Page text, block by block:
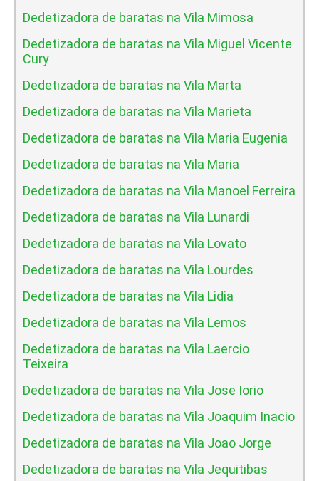
Dedetizadora de baratas na Vila Mimosa
Dedetizadora de baratas na Vila Miguel Vicente
Cury
Dedetizadora de baratas na Vila Marta
Dedetizadora de baratas na Vila Marieta
Dedetizadora de baratas na Vila Maria Eugenia
Dedetizadora de baratas na Vila Maria
Dedetizadora de baratas na Vila Manoel Ferreira
Dedetizadora de baratas na Vila Lunardi
Dedetizadora de baratas na Vila Lovato
Dedetizadora de baratas na Vila Lourdes
Dedetizadora de baratas na Vila Lidia
Dedetizadora de baratas na Vila Lemos
Dedetizadora de baratas na Vila Laercio
Teixeira
Dedetizadora de baratas na Vila Jose Iorio
Dedetizadora de baratas na Vila Joaquim Inacio
Dedetizadora de baratas na Vila Joao Jorge
Dedetizadora de baratas na Vila Jequitibas